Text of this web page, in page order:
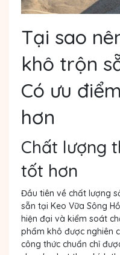
Tại sao
khô trộn
Có ưu
hơn
Chất lượng
tốt hơn
Đầu tiên về chất lượng
sẵn tại Keo Vữa Sông
hiện đại và kiểm soát
phẩm khô được nghiên
công thức chuẩn chỉ